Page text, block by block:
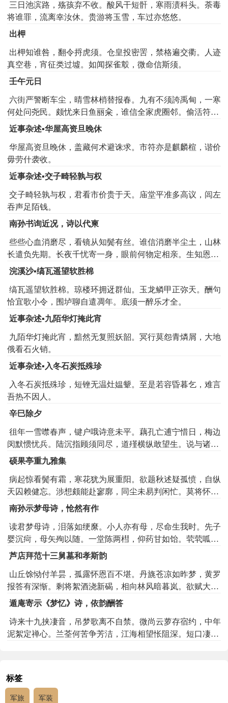
三日池滨路，殇孩弃不收。酸风干短骭，寒雨渍科头。荼毒
将谁罪，流离幸汝休。贵游将玉雪，车过亦悠悠。
出柙
出柙知谁咎，翻令捋虎须。仓皇投密罟，禁格遍交衢。人迹
真空巷，宵征类过墟。如闻探雀鷇，微命信斯须。
壬午元日
六街严警断车尘，晴雪林梢替报春。九有不须誇禹甸，一寒
何处问尧民。颇忧来日鱼丽籴，谁信全家虎圈邻。偷活符天
疑漫语，冬郎身世自伤神。
近事杂述▪华屋高资旦晚休
华屋高资旦晚休，盖藏何术避诛求。市符亦是麒麟楦，谐价
毋劳什袭收。
近事杂述▪交子畸轻孰与权
交子畸轻孰与权，君看市价贵于天。庙堂平准多高议，闾左
吞声足陌钱。
南孙书询近况，诗以代柬
些些心血消磨尽，看镜从知鬓有丝。谁信消磨半尘土，山林
长遣负先期。长夜千忧寄一身，眼前何物定相亲。生知恩义
都轻负，弹指俄成一世人。蜍志奄奄剧可怜，途修卫蹇亦无
浣溪沙▪缟瓦遥望软胜棉
缟瓦遥望软胜棉。琼楼环拥迓群仙。玉龙鳞甲正弥天。酬句
恰宜歌小令，围垆聊自遣凋年。底须一醉乐才全。
近事杂述▪九陌华灯掩此宵
九陌华灯掩此宵，黯然无复照妖韶。冥行莫怨青燐屑，大地
俄看石火销。
近事杂述▪入冬石炭抵殊珍
入冬石炭抵殊珍，短锉无温灶媪颦。至是若容昏暮乞，难言
吾热不因人。
辛巳除夕
徂年一雪噤春声，键户哦诗意未平。藕孔亡逋宁惜日，梅边
闵默惯忧兵。陆沉指顾须同尽，道殣横纵敢望生。说与诸雏
浑不省，看渠喧搅守残更。
硕果亭重九雅集
病起惊看鬓有霜，寒花犹为展重阳。欲题秋述疑孤愤，自纵
天囚赖健忘。涉想颇能赴寥廓，同尘未易判闲忙。莫将怀远
伤高意，恼乱诗人九转肠。
南孙示梦母诗，怆然有作
读君梦母诗，泪落如绠縻。小人亦有母，尽命生我时。先子
婴沉疴，母矢殉以随。一堂陈两槥，仰药甘如饴。茕茕呱泣
身，坠地逢百罹。四岁毓外家，不死幸至兹。孤枕岂无梦，
成狂痴。君今偏亲健，有姊如母慈。伶仃岂我比，终伤无母
儿。无母诚足伤，罔极报敢迟。姱修各自励，没齿以为期。
芦店拜范十三舅墓和孝斯韵
山丘馀恸付羊昙，孤露怀恩百不堪。丹旐苍凉如昨梦，黄罗
报答有深惭。剩将絮酒浇新碣，相向林风暗暮岚。欲赋大招
浑未敢，魂兮犹自恋江南。
遁庵寄示《梦忆》诗，依韵酬答
诗来十九挟凄音，吊梦歌离不自禁。微尚云萝存宿约，中年
泥絮定禅心。兰荃何苦争芳洁，江海相望怅阻深。短口凄凄
标签
军旅 军装